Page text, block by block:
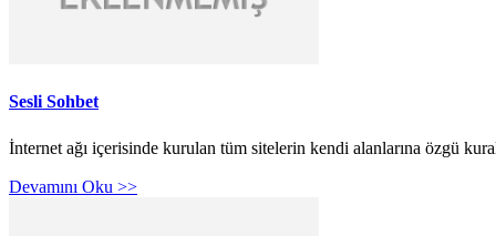
Sesli Sohbet
İnternet ağı içerisinde kurulan tüm sitelerin kendi alanlarına özgü
Devamını Oku >>